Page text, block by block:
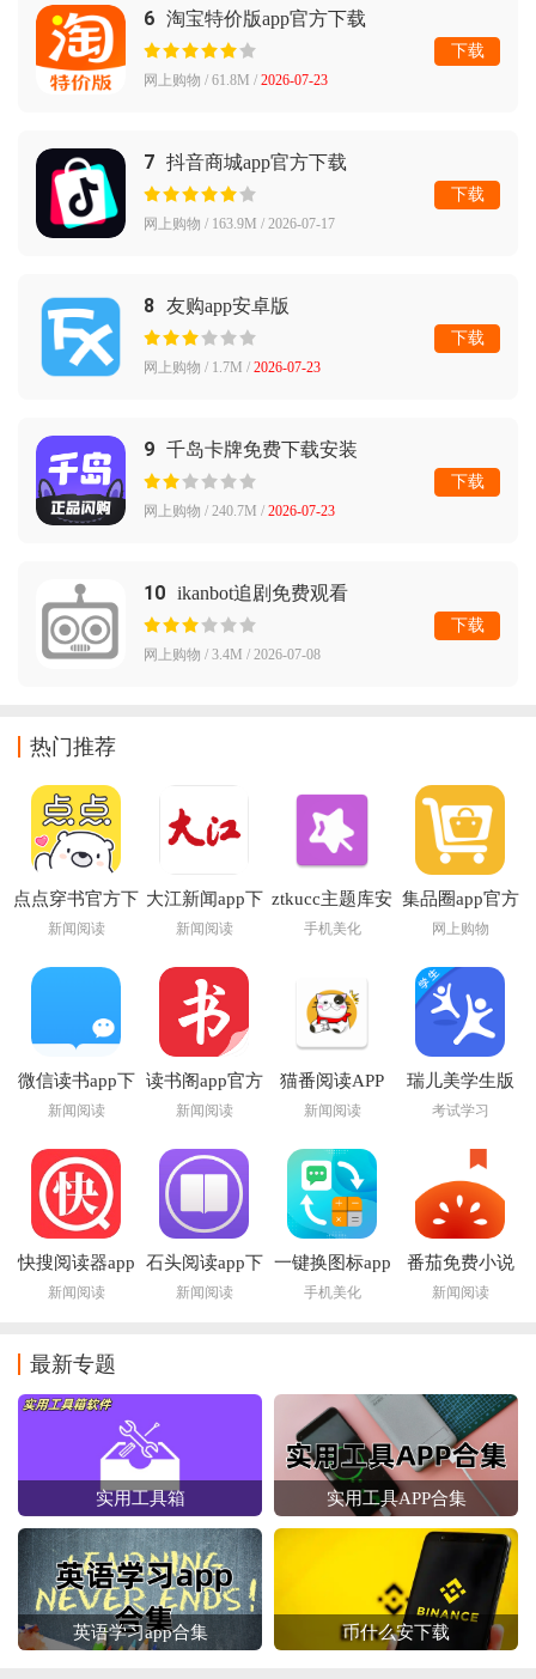
6 淘宝特价版app官方下载
网上购物 / 61.8M / 2026-07-23
下载
7 抖音商城app官方下载
网上购物 / 163.9M / 2026-07-17
下载
8 友购app安卓版
网上购物 / 1.7M / 2026-07-23
下载
9 千岛卡牌免费下载安装
网上购物 / 240.7M / 2026-07-23
下载
10 ikanbot追剧免费观看
网上购物 / 3.4M / 2026-07-08
下载
热门推荐
点点穿书官方下
载安装
新闻阅读
大江新闻app下
载安装最新版
新闻阅读
ztkucc主题库安
卓仿苹果app
手机美化
集品圈app官方
下载
网上购物
微信读书app下
载安装官方版
新闻阅读
读书阁app官方
下载最新版本
新闻阅读
猫番阅读APP
新闻阅读
瑞儿美学生版
app艺术素质测
考试学习
快搜阅读器app
下载最新版本
新闻阅读
石头阅读app下
载2026
新闻阅读
一键换图标app
手机美化
番茄免费小说
app
新闻阅读
最新专题
实用工具箱 实用工具APP合集
英语学习app合集 币什么安下载